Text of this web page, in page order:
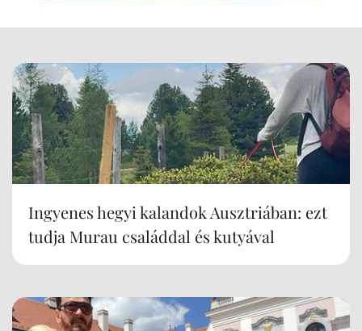
Ingyenes hegyi kalandok Ausztriában: ezt
tudja Murau családdal és kutyával